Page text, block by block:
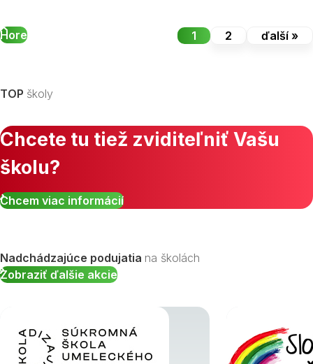
Hore 1 2 ďalší »
TOP školy
Chcete tu tiež zviditeľniť Vašu
školu?
Chcem viac informácií
Nadchádzajúce podujatia na školách
Zobraziť ďalšie akcie